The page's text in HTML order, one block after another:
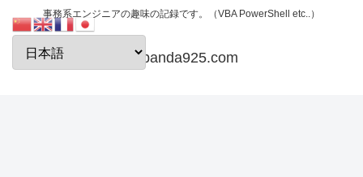
事務系エンジニアの趣味の記録です。（VBA PowerShell etc..）
papanda925.com